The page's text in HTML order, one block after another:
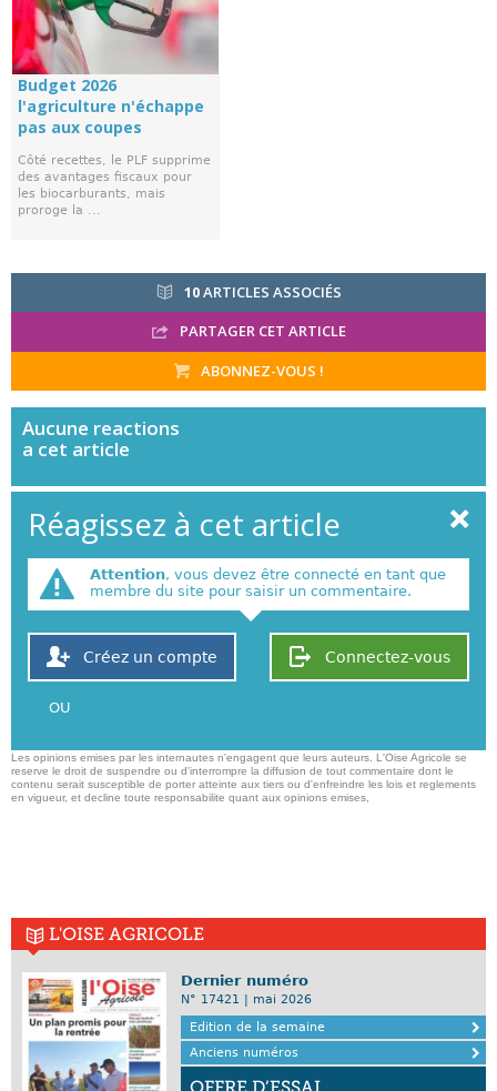
Budget 2026
l'agriculture n'échappe
pas aux coupes
Côté recettes, le PLF supprime
des avantages fiscaux pour
les biocarburants, mais
proroge la ...
10ARTICLES ASSOCIÉS
PARTAGER CET ARTICLE
ABONNEZ-VOUS !
Aucune reactions
a cet article
Réagissez à cet article
Attention, vous devez être connecté en tant que
membre du site pour saisir un commentaire.
Connectez-vous
Créez un compte
OU
Les opinions emises par les internautes n'engagent que leurs auteurs. L'Oise Agricole se
reserve le droit de suspendre ou d'interrompre la diffusion de tout commentaire dont le
contenu serait susceptible de porter atteinte aux tiers ou d'enfreindre les lois et reglements
en vigueur, et decline toute responsabilite quant aux opinions emises,
L'OISE AGRICOLE
Dernier numéro
N° 17421 | mai 2026
Edition de la semaine
Anciens numéros